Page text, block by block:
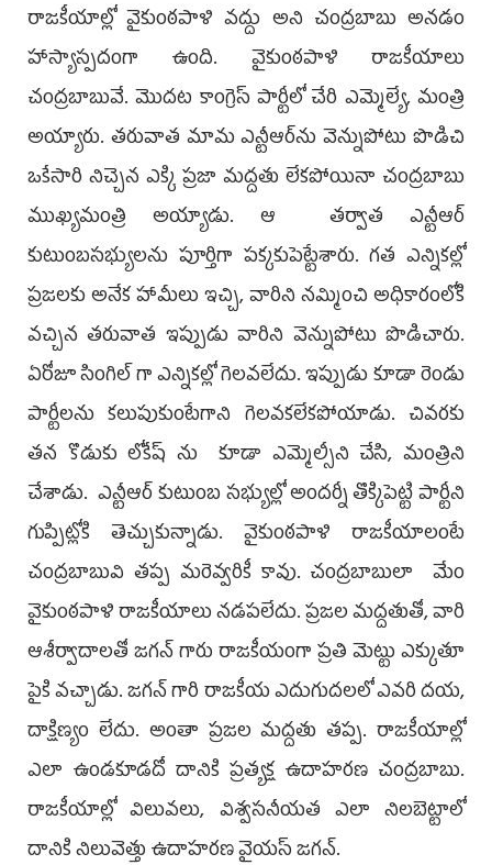
రాజకీయాల్లో వైకుంఠపాళి వద్దు అని చంద్రబాబు అనడం
హాస్యాస్పదంగా ఉంది. వైకుంఠపాళి రాజకీయాలు
చంద్రబాబువే. మొదట కాంగ్రెస్ పార్టీలో చేరి ఎమ్మెల్యే, మంత్రి
అయ్యారు. తరువాత మామ ఎన్టీఆర్‌ను వెన్నుపోటు పొడిచి
ఒకేసారి నిచ్చెన ఎక్కి ప్రజా మద్దతు లేకపోయినా చంద్రబాబు
ముఖ్యమంత్రి అయ్యాడు. ఆ తర్వాత ఎన్టీఆర్
కుటుంబసభ్యులను పూర్తిగా పక్కకుపెట్టేశారు. గత ఎన్నికల్లో
ప్రజలకు అనేక హామీలు ఇచ్చి, వారిని నమ్మించి అధికారంలోకి
వచ్చిన తరువాత ఇప్పుడు వారిని వెన్నుపోటు పొడిచారు.
ఏరోజూ సింగిల్ గా ఎన్నికల్లో గెలవలేదు. ఇప్పుడు కూడా రెండు
పార్టీలను కలుపుకుంటేగాని గెలవకలేకపోయాడు. చివరకు
తన కొడుకు లోకేష్ ను కూడా ఎమ్మెల్సీని చేసి, మంత్రిని
చేశాడు. ఎన్టీఆర్ కుటుంబ సభ్యుల్లో అందర్నీ తొక్కిపెట్టి పార్టీని
గుప్పిట్లోకి తెచ్చుకున్నాడు. వైకుంఠపాళి రాజకీయాలంటే
చంద్రబాబువి తప్ప మరెవ్వరికీ కావు. చంద్రబాబులా మేం
వైకుంఠపాళి రాజకీయాలు నడపలేదు. ప్రజల మద్దతుతో, వారి
ఆశీర్వాదాలతో జగన్ గారు రాజకీయంగా ప్రతి మెట్టు ఎక్కుతూ
పైకి వచ్చాడు. జగన్ గారి రాజకీయ ఎదుగుదలలో ఎవరి దయ,
దాక్షిణ్యం లేదు. అంతా ప్రజల మద్దతు తప్ప. రాజకీయాల్లో
ఎలా ఉండకూడదో దానికి ప్రత్యక్ష ఉదాహరణ చంద్రబాబు.
రాజకీయాల్లో విలువలు, విశ్వసనీయత ఎలా నిలబెట్టాలో
దానికి నిలువెత్తు ఉదాహరణ వైయస్ జగన్.